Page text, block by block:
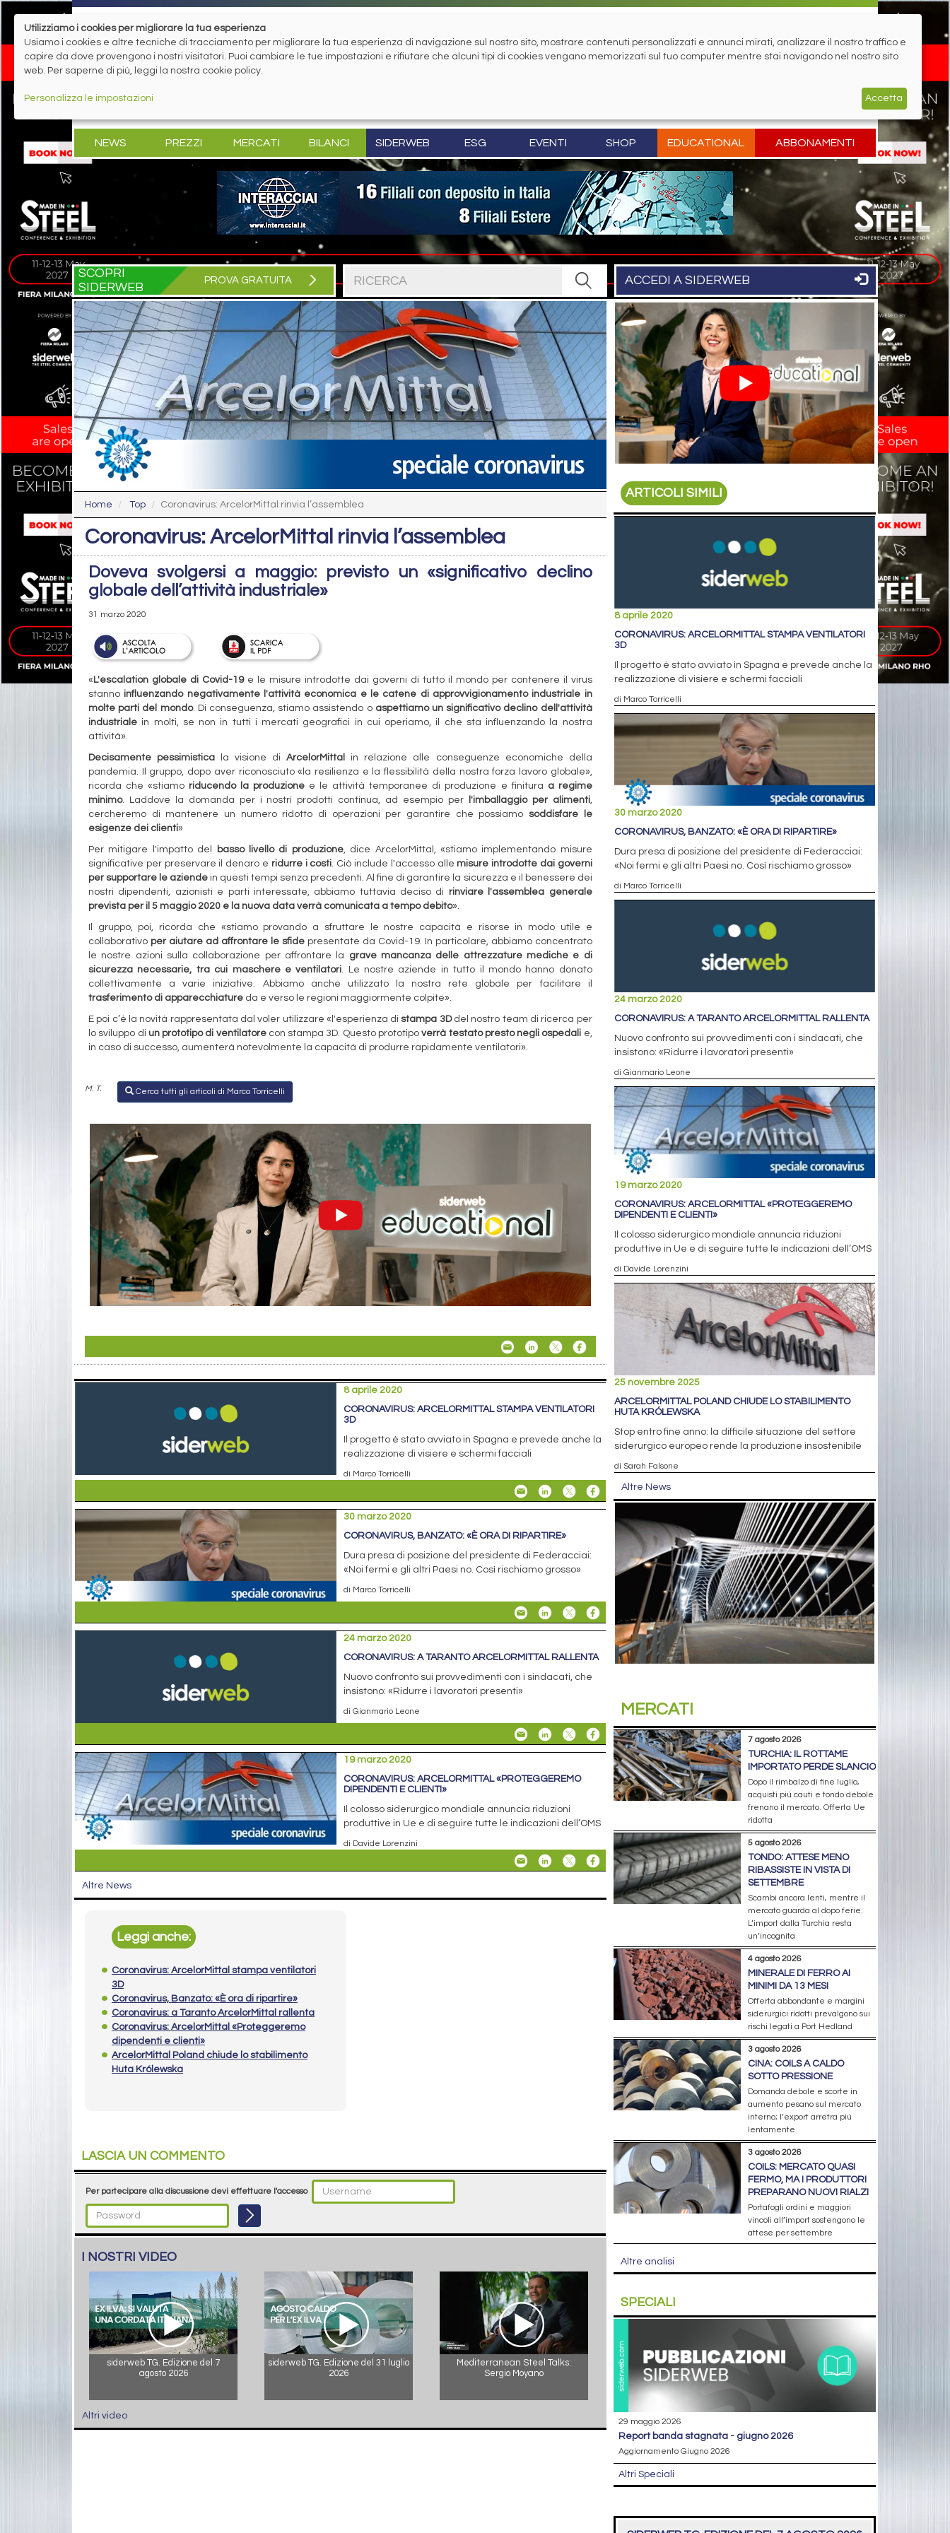
NEWS PREZZI MERCATI BILANCI SIDERWEB ESG EVENTI SHOP EDUCATIONAL ABBONAMENTI
SCOPRI
SIDERWEB
PROVA GRATUITA ACCEDI A SIDERWEB
Home Top Coronavirus: ArcelorMittal rinvia l’assemblea
Coronavirus: ArcelorMittal rinvia l’assemblea
Doveva svolgersi a maggio: previsto un «significativo declino
globale dell’attività industriale»
31 marzo 2020
«L'escalation globale di Covid-19e le misure introdotte dai governi di tutto il mondo per contenere il virus
stanno influenzando negativamente l'attività economica e le catene di approvvigionamento industriale in
molte parti del mondo. Di conseguenza, stiamo assistendo o aspettiamo un significativo declino dell'attività
industriale in molti, se non in tutti i mercati geografici in cui operiamo, il che sta influenzando la nostra
attività».
Decisamente pessimistica la visione diArcelorMittal
in relazione alle conseguenze economiche della
pandemia. Il gruppo, dopo aver riconosciuto «la resilienza e la flessibilità della nostra forza lavoro globale»,
ricorda che «stiamo riducendo la produzione e le attività temporanee di produzione e finitura a regime
minimo. Laddove la domanda per i nostri prodotti continua, ad esempio per l'imballaggio per alimenti,
cercheremo di mantenere un numero ridotto di operazioni per garantire che possiamo soddisfare le
esigenze dei clienti»
Per mitigare l'impatto del basso livello di produzione, dice ArcelorMittal, «stiamo implementando misure
significative per preservare il denaro e ridurre i costi. Ciò include l'accesso alle misure introdotte dai governi
per supportare le aziende in questi tempi senza precedenti. Al fine di garantire la sicurezza e il benessere dei
nostri dipendenti, azionisti e parti interessate, abbiamo tuttavia deciso di rinviare l'assemblea generale
prevista per il 5 maggio 2020 e la nuova data verrà comunicata a tempo debito».
Il gruppo, poi, ricorda che «stiamo provando a sfruttare le nostre capacità e risorse in modo utile e
collaborativo per aiutare ad affrontare le sfidepresentate da Covid-19. In particolare, abbiamo concentrato
le nostre azioni sulla collaborazione per affrontare la grave mancanza delle attrezzature mediche e di
sicurezza necessarie, tra cui maschere e ventilatori. Le nostre aziende in tutto il mondo hanno donato
collettivamente a varie iniziative. Abbiamo anche utilizzato la nostra rete globale per facilitare il
trasferimento di apparecchiature da e verso le regioni maggiormente colpite».
E poi c’è la novità rappresentata dal voler utilizzare «l'esperienza distampa 3Ddel nostro team di ricerca per
lo sviluppo di un prototipo di ventilatorecon stampa 3D. Questo prototipoverrà testato presto negli ospedali e,
in caso di successo, aumenterà notevolmente la capacità di produrre rapidamente ventilatori».
M. T. Cerca tutti gli articoli di Marco Torricelli
8 aprile 2020
CORONAVIRUS: ARCELORMITTAL STAMPA VENTILATORI
3D
Il progetto è stato avviato in Spagna e prevede anche la
realizzazione di visiere e schermi facciali
di Marco Torricelli
30 marzo 2020
CORONAVIRUS, BANZATO: «È ORA DI RIPARTIRE»
Dura presa di posizione del presidente di Federacciai:
«Noi fermi e gli altri Paesi no. Così rischiamo grosso»
di Marco Torricelli
24 marzo 2020
CORONAVIRUS: A TARANTO ARCELORMITTAL RALLENTA
Nuovo confronto sui provvedimenti con i sindacati, che
insistono: «Ridurre i lavoratori presenti»
di Gianmario Leone
19 marzo 2020
CORONAVIRUS: ARCELORMITTAL «PROTEGGEREMO
DIPENDENTI E CLIENTI»
Il colosso siderurgico mondiale annuncia riduzioni
produttive in Ue e di seguire tutte le indicazioni dell’OMS
di Davide Lorenzini
Altre News
Leggi anche:
Coronavirus: ArcelorMittal stampa ventilatori
3D
Coronavirus, Banzato: «È ora di ripartire»
Coronavirus: a Taranto ArcelorMittal rallenta
Coronavirus: ArcelorMittal «Proteggeremo
dipendenti e clienti»
ArcelorMittal Poland chiude lo stabilimento
Huta Królewska
LASCIA UN COMMENTO
Per partecipare alla discussione devi effettuare l'accesso
I NOSTRI VIDEO
siderweb TG. Edizione del 7
agosto 2026
siderweb TG. Edizione del 31 luglio
2026
Mediterranean Steel Talks:
Sergio Moyano
Altri video
ARTICOLI SIMILI
8 aprile 2020
CORONAVIRUS: ARCELORMITTAL STAMPA VENTILATORI
3D
Il progetto è stato avviato in Spagna e prevede anche la
realizzazione di visiere e schermi facciali
di Marco Torricelli
30 marzo 2020
CORONAVIRUS, BANZATO: «È ORA DI RIPARTIRE»
Dura presa di posizione del presidente di Federacciai:
«Noi fermi e gli altri Paesi no. Così rischiamo grosso»
di Marco Torricelli
24 marzo 2020
CORONAVIRUS: A TARANTO ARCELORMITTAL RALLENTA
Nuovo confronto sui provvedimenti con i sindacati, che
insistono: «Ridurre i lavoratori presenti»
di Gianmario Leone
19 marzo 2020
CORONAVIRUS: ARCELORMITTAL «PROTEGGEREMO
DIPENDENTI E CLIENTI»
Il colosso siderurgico mondiale annuncia riduzioni
produttive in Ue e di seguire tutte le indicazioni dell’OMS
di Davide Lorenzini
25 novembre 2025
ARCELORMITTAL POLAND CHIUDE LO STABILIMENTO
HUTA KRÓLEWSKA
Stop entro fine anno: la difficile situazione del settore
siderurgico europeo rende la produzione insostenibile
di Sarah Falsone
Altre News
MERCATI
7 agosto 2026
TURCHIA: IL ROTTAME
IMPORTATO PERDE SLANCIO
Dopo il rimbalzo di fine luglio,
acquisti più cauti e tondo debole
frenano il mercato. Offerta Ue
ridotta
5 agosto 2026
TONDO: ATTESE MENO
RIBASSISTE IN VISTA DI
SETTEMBRE
Scambi ancora lenti, mentre il
mercato guarda al dopo ferie.
L’import dalla Turchia resta
un’incognita
4 agosto 2026
MINERALE DI FERRO AI
MINIMI DA 13 MESI
Offerta abbondante e margini
siderurgici ridotti prevalgono sui
rischi legati a Port Hedland
3 agosto 2026
CINA: COILS A CALDO
SOTTO PRESSIONE
Domanda debole e scorte in
aumento pesano sul mercato
interno; l’export arretra più
lentamente
3 agosto 2026
COILS: MERCATO QUASI
FERMO, MA I PRODUTTORI
PREPARANO NUOVI RIALZI
Portafogli ordini e maggiori
vincoli all’import sostengono le
attese per settembre
Altre analisi
SPECIALI
29 maggio 2026
report banda stagnata - giugno 2026
Aggiornamento Giugno 2026
Altri Speciali
Utilizziamo i cookies per migliorare la tua esperienza
Usiamo i cookies e altre tecniche di tracciamento per migliorare la tua esperienza di navigazione sul nostro sito, mostrare contenuti personalizzati e annunci mirati, analizzare il nostro traffico e
capire da dove provengono i nostri visitatori. Puoi cambiare le tue impostazioni e rifiutare che alcuni tipi di cookies vengano memorizzati sul tuo computer mentre stai navigando nel nostro sito
web. Per saperne di più, leggi la nostra cookie policy.
Personalizza le impostazioni Accetta